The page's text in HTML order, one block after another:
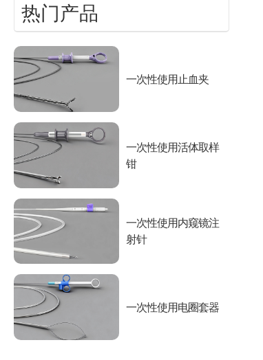
热门产品
一次性使用止血夹
一次性使用活体取样
钳
一次性使用内窥镜注
射针
一次性使用电圈套器